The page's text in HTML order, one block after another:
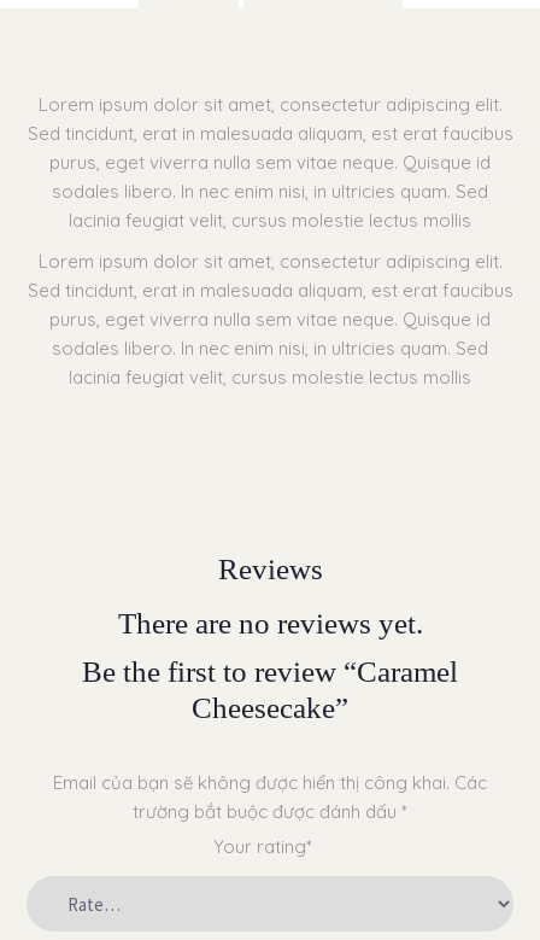
Lorem ipsum dolor sit amet, consectetur adipiscing elit.
Sed tincidunt, erat in malesuada aliquam, est erat faucibus
purus, eget viverra nulla sem vitae neque. Quisque id
sodales libero. In nec enim nisi, in ultricies quam. Sed
lacinia feugiat velit, cursus molestie lectus mollis
Lorem ipsum dolor sit amet, consectetur adipiscing elit.
Sed tincidunt, erat in malesuada aliquam, est erat faucibus
purus, eget viverra nulla sem vitae neque. Quisque id
sodales libero. In nec enim nisi, in ultricies quam. Sed
lacinia feugiat velit, cursus molestie lectus mollis
Reviews
There are no reviews yet.
Be the first to review “Caramel
Cheesecake”
Email của bạn sẽ không được hiển thị công khai. Các
trường bắt buộc được đánh dấu *
Your rating*